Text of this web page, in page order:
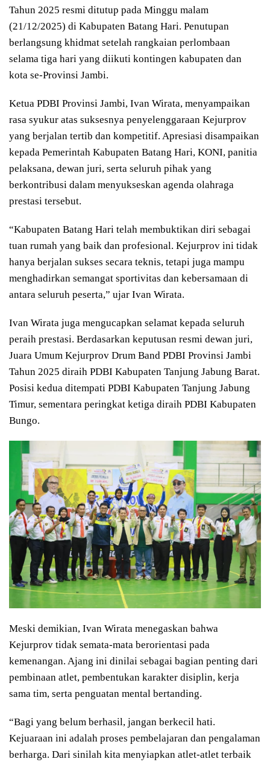
Tahun 2025 resmi ditutup pada Minggu malam
(21/12/2025) di Kabupaten Batang Hari. Penutupan
berlangsung khidmat setelah rangkaian perlombaan
selama tiga hari yang diikuti kontingen kabupaten dan
kota se-Provinsi Jambi.
Ketua PDBI Provinsi Jambi, Ivan Wirata, menyampaikan
rasa syukur atas suksesnya penyelenggaraan Kejurprov
yang berjalan tertib dan kompetitif. Apresiasi disampaikan
kepada Pemerintah Kabupaten Batang Hari, KONI, panitia
pelaksana, dewan juri, serta seluruh pihak yang
berkontribusi dalam menyukseskan agenda olahraga
prestasi tersebut.
“Kabupaten Batang Hari telah membuktikan diri sebagai
tuan rumah yang baik dan profesional. Kejurprov ini tidak
hanya berjalan sukses secara teknis, tetapi juga mampu
menghadirkan semangat sportivitas dan kebersamaan di
antara seluruh peserta,” ujar Ivan Wirata.
Ivan Wirata juga mengucapkan selamat kepada seluruh
peraih prestasi. Berdasarkan keputusan resmi dewan juri,
Juara Umum Kejurprov Drum Band PDBI Provinsi Jambi
Tahun 2025 diraih PDBI Kabupaten Tanjung Jabung Barat.
Posisi kedua ditempati PDBI Kabupaten Tanjung Jabung
Timur, sementara peringkat ketiga diraih PDBI Kabupaten
Bungo.
Meski demikian, Ivan Wirata menegaskan bahwa
Kejurprov tidak semata-mata berorientasi pada
kemenangan. Ajang ini dinilai sebagai bagian penting dari
pembinaan atlet, pembentukan karakter disiplin, kerja
sama tim, serta penguatan mental bertanding.
“Bagi yang belum berhasil, jangan berkecil hati.
Kejuaraan ini adalah proses pembelajaran dan pengalaman
berharga. Dari sinilah kita menyiapkan atlet-atlet terbaik